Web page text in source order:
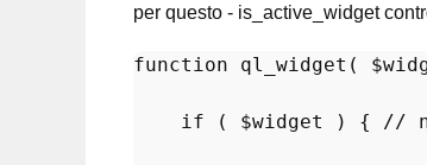
per questo - is_active_widget
function ql_widget (
if ( $widget ) { //